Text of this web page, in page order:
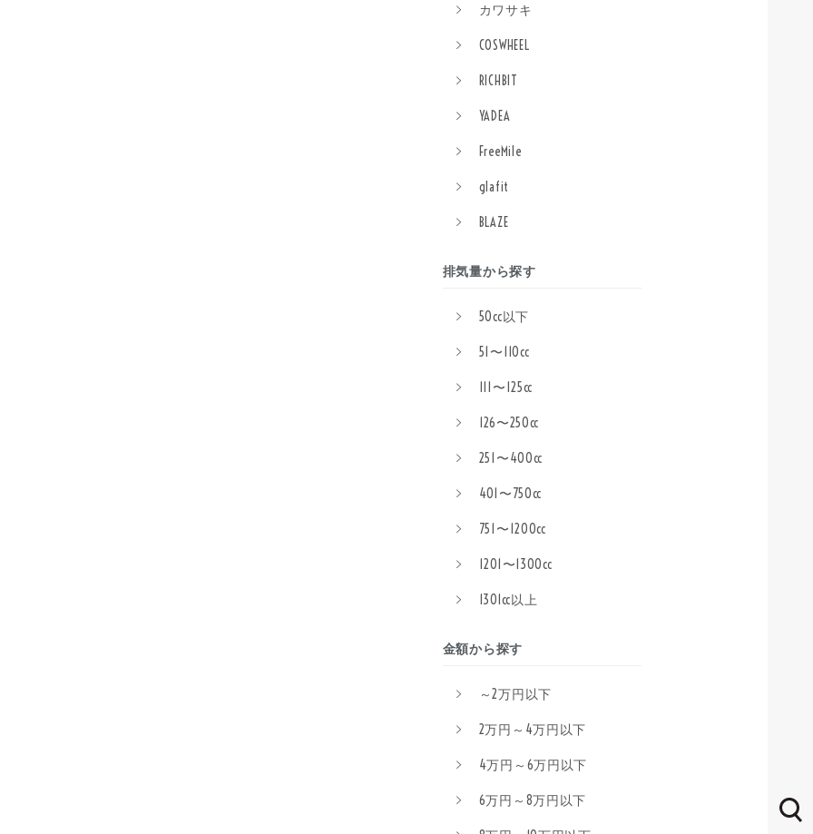
カワサキ
COSWHEEL
RICHBIT
YADEA
FreeMile
glafit
BLAZE
排気量から探す
50cc以下
51〜110cc
111〜125cc
126〜250cc
251〜400cc
401〜750cc
751〜1200cc
1201〜1300cc
1301cc以上
金額から探す
～2万円以下
2万円～4万円以下
4万円～6万円以下
6万円～8万円以下